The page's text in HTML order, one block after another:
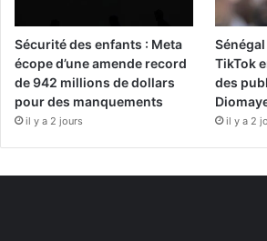
Sécurité des enfants : Meta
écope d’une amende record
de 942 millions de dollars
pour des manquements
il y a 2 jours
TikTok
des
il y a 2